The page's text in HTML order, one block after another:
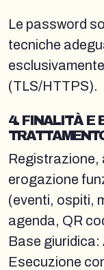
Le password
tecniche
(TLS/HTTPS).
4. FINALITÀ E
Registrazione,
erogazione
(eventi, ospiti,
agenda, QR
Base
Esecuzione